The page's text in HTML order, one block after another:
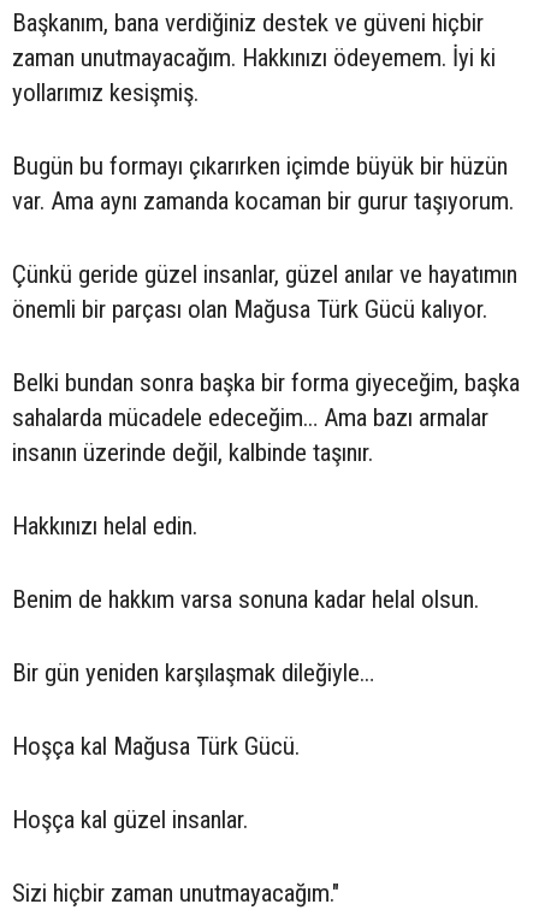
Başkanım, bana verdiğiniz destek ve güveni hiçbir
zaman unutmayacağım. Hakkınızı ödeyemem. İyi ki
yollarımız kesişmiş.
Bugün bu formayı çıkarırken içimde büyük bir hüzün
var. Ama aynı zamanda kocaman bir gurur taşıyorum.
Çünkü geride güzel insanlar, güzel anılar ve hayatımın
önemli bir parçası olan Mağusa Türk Gücü kalıyor.
Belki bundan sonra başka bir forma giyeceğim, başka
sahalarda mücadele edeceğim… Ama bazı armalar
insanın üzerinde değil, kalbinde taşınır.
Hakkınızı helal edin.
Benim de hakkım varsa sonuna kadar helal olsun.
Bir gün yeniden karşılaşmak dileğiyle…
Hoşça kal Mağusa Türk Gücü.
Hoşça kal güzel insanlar.
Sizi hiçbir zaman unutmayacağım."